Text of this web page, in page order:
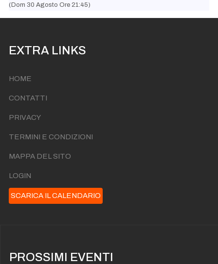
(Dom 30 Agosto Ore 21:45)
EXTRA LINKS
HOME
CONTATTI
PRIVACY
TERMINI E CONDIZIONI
MAPPA DEL SITO
LOGIN
SCARICA IL CALENDARIO
PROSSIMI EVENTI